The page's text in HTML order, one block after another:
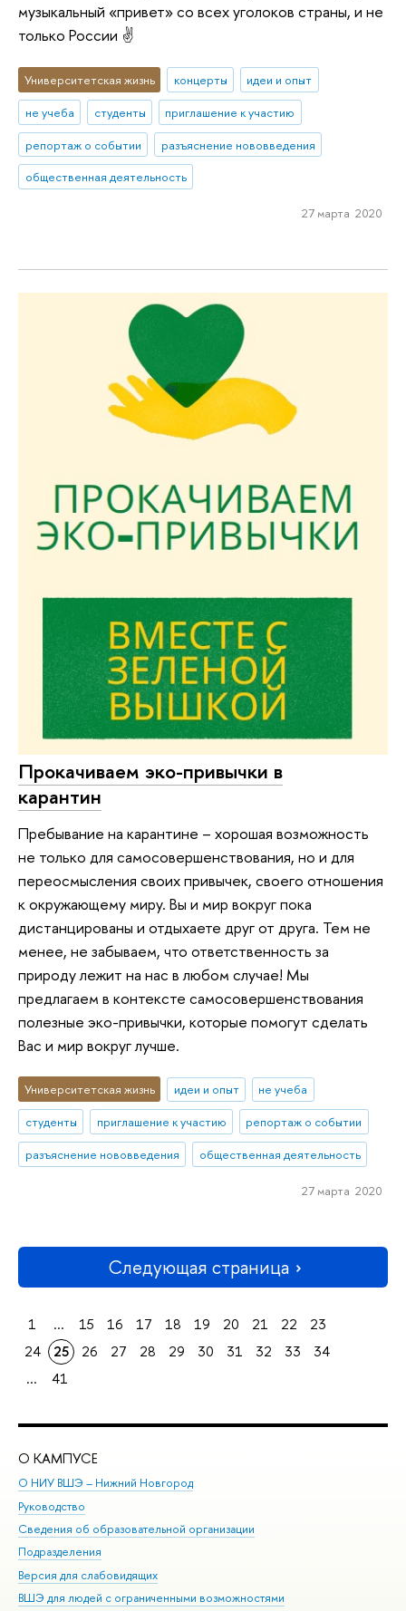
музыкальный «привет» со всех уголоков страны, и не
только России ✌
Университетская жизнь концерты
идеи и опыт
не учеба
студенты
приглашение к участию
репортаж о событии
разъяснение нововведения
общественная деятельность
27 марта 2020
Прокачиваем эко-привычки в
карантин
Пребывание на карантине – хорошая возможность
не только для самосовершенствования, но и для
переосмысления своих привычек, своего отношения
к окружающему миру. Вы и мир вокруг пока
дистанцированы и отдыхаете друг от друга. Тем не
менее, не забываем, что ответственность за
природу лежит на нас в любом случае! Мы
предлагаем в контексте самосовершенствования
полезные эко-привычки, которые помогут сделать
Вас и мир вокруг лучше.
Университетская жизнь идеи и опыт
не учеба
студенты
приглашение к участию
репортаж о событии
разъяснение нововведения
общественная деятельность
27 марта 2020
Следующая страница
1 ... 15 16 17 18 19 20 21 22
23
24
25 26 27 28 29 30 31 32 33
34
...
41
О КАМПУСЕ
О НИУ ВШЭ – Нижний Новгород
Руководство
Сведения об образовательной организации
Подразделения
Версия для слабовидящих
ВШЭ для людей с ограниченными возможностями